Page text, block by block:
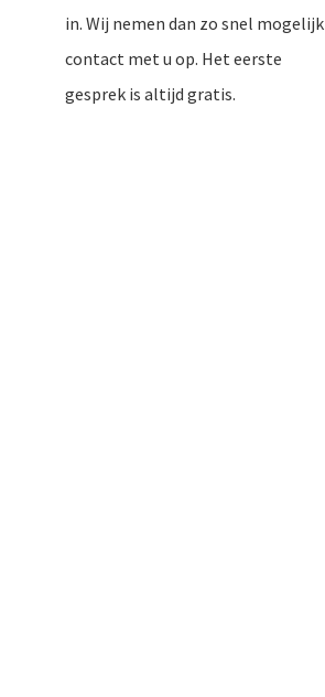
in. Wij nemen dan zo snel mogelijk
contact met u op. Het eerste
gesprek is altijd gratis.